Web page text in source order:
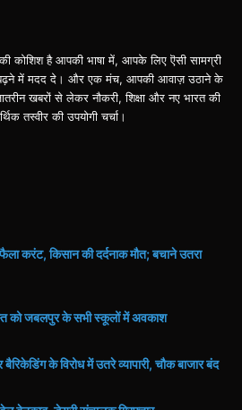
कोशिश है आपकी भाषा में, आपके लिए ऎसी सामग्री
में मदद दे। और एक मंच, आपकी आवाज़ उठाने के
खबरों से लेकर नौकरी, शिक्षा और नए भारत की
तस्वीर की उपयोगी चर्चा।
फैला करंट, किसान की दर्दनाक मौत; बचाने उतरा
को जबलपुर के सभी स्कूलों में अवकाश
बैरिकेडिंग के विरोध में उतरे व्यापारी, चौक बाजार बंद